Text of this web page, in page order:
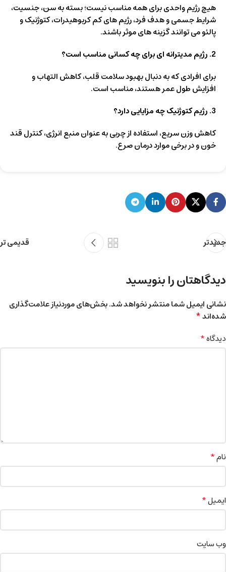
هیچ رژیم واحدی برای همه مناسب نیست؛ بسته به سن، جنسیت،
شرایط جسمی و هدف فرد، رژیم‌ های کم کربوهیدرات، کتوژنیک و
پالئو می‌ توانند گزینه‌ های موثر باشند.
2. رژیم مدیترانه‌ ای برای چه کسانی مناسب است؟
برای افرادی که به دنبال بهبود سلامت قلب، کاهش التهاب و
افزایش طول عمر هستند، مناسب است.
3. رژیم کتوژنیک چه مزایایی دارد؟
کاهش وزن سریع، استفاده از چربی به عنوان منبع انرژی، کنترل قند
خون و در برخی موارد درمان صرع.
جدیدتر قدیمی تر
دیدگاهتان را بنویسید
نشانی ایمیل شما منتشر نخواهد شد.بخش‌های موردنیاز علامت‌گذاری
شده‌اند*
دیدگاه*
نام*
ایمیل*
وب‌ سایت